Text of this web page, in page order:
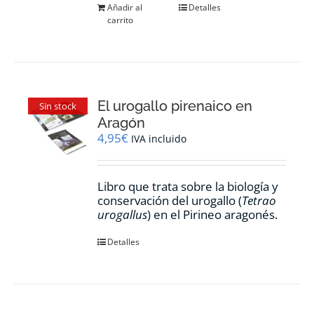
Añadir al
carrito
Detalles
Sin stock
El urogallo pirenaico en
Aragón
4,95€ IVA incluido
Libro que trata sobre la biología y
conservación del urogallo (Tetrao
urogallus) en el Pirineo aragonés.
Detalles